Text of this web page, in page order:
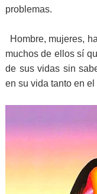
problemas.
Hombre, mujeres,
muchos de ellos sí
de sus vidas sin
en su vida tanto en